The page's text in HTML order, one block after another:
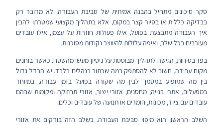
סקר סיכונים מתחיל בהבנה אמיתית של סביבת העבודה. לא מדובר רק
בבדיקה כללית או בסיור קצר במקום, אלא בתהליך מקצועי שמטרתו להבין
איך העבודה מתבצעת בפועל, אילו פעולות חוזרות על עצמן, אילו עובדים
מעורבים בכל שלב, ואיפה עלולות להיווצר נקודות מסוכנות.
בפז בטיחות, הגישה לתהליך מבוססת על ניסיון מעשי מהשטח. כאשר בוחנים
מקום עבודה, חשוב לא להסתפק במה שכתוב בנהלים בלבד. יש הבדל גדול
בין מה שמופיע במסמך לבין מה שקורה בפועל בזמן עבודה, במיוחד
במפעלים, אתרי בנייה, מחסנים, אזורי ייצור, אזורי תחזוקה ומקומות שבהם
עובדים עם ציוד, מכונות, חומרים או תנועה של עובדים וכלים.
השלב הראשון הוא מיפוי סביבת העבודה. בשלב הזה בודקים את אזורי